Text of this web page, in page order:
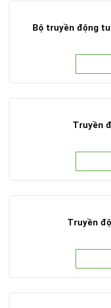
Bộ truyền động
Truyền
Truyền